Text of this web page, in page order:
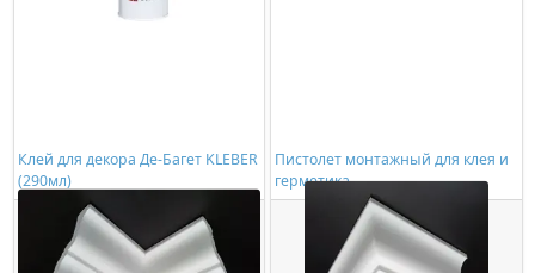
Клей для декора Де-Багет KLEBER
(290мл)
449,00 ₽/шт
Купить
Пистолет монтажный для клея и
герметика
278,00 ₽/шт
Купить